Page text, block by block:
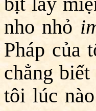
nho nhỏ
Pháp của
chẳng
tôi lúc